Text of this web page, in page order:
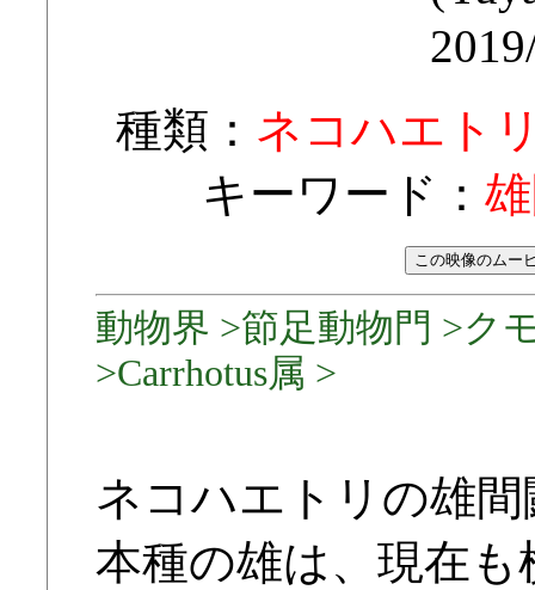
種類： ネコハエト
キーワード：
動物界 >節足動物門 >ク
>Carrhotus属 >
ネコハエトリの雄
本種の雄は、現在